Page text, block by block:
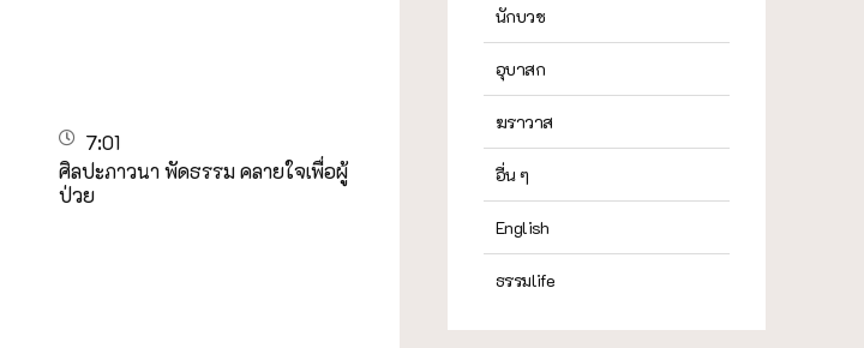
7:01
ศิลปะภาวนา พัดธรรม คลายใจเพื่อผู้
ป่วย
นักบวช
อุบาสก
ฆราวาส
อื่น ๆ
English
ธรรมlife